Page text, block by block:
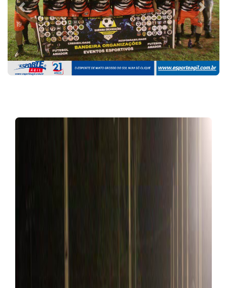
Previous Next